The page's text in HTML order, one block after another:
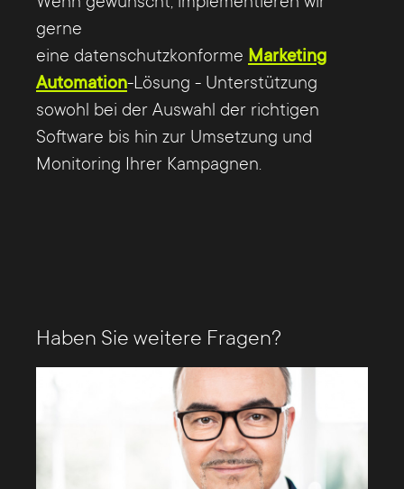
gerne
eine datenschutzkonforme Marketing
Automation-Lösung - Unterstützung
sowohl bei der Auswahl der richtigen
Software bis hin zur Umsetzung und
Monitoring Ihrer Kampagnen.
Haben Sie weitere Fragen?